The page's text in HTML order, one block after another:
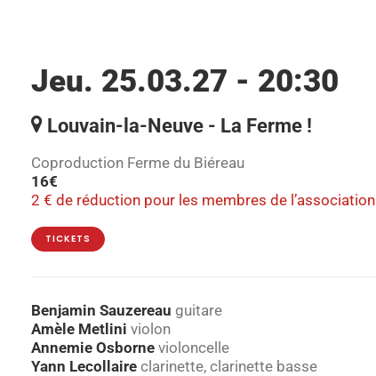
Jeu. 25.03.27 - 20:30
Louvain-la-Neuve - La Ferme !
Coproduction Ferme du Biéreau
16€
2 € de réduction pour les membres de l’association
TICKETS
Benjamin Sauzereau guitare
Amèle Metlini violon
Annemie Osborne violoncelle
Yann Lecollaire clarinette, clarinette basse